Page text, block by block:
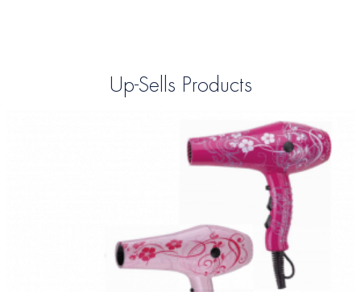
Up-Sells Products